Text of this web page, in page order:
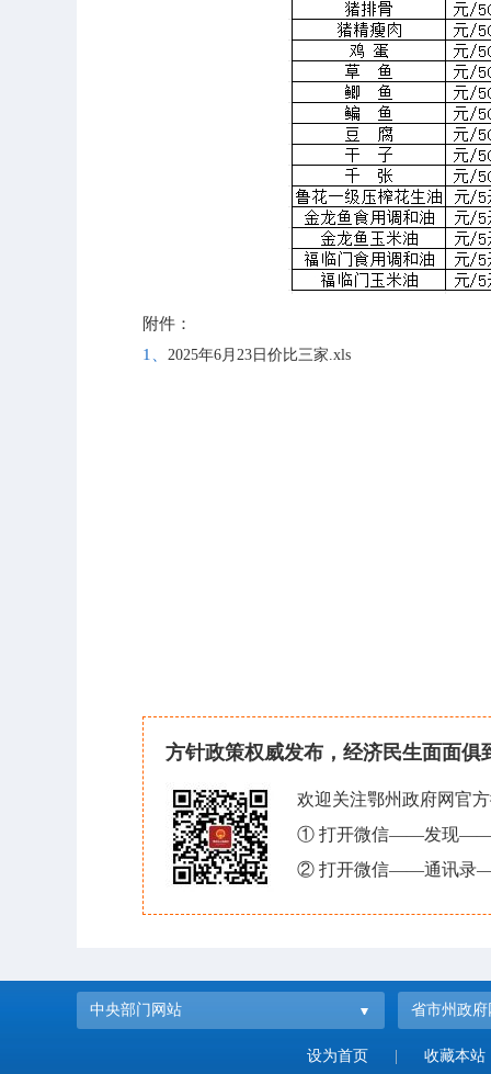
附件：
1、 2025年6月23日价比三家.xls
方针政策权威发布，经济民生面面俱
欢迎关注鄂州政府网官
① 打开微信——发现——
② 打开微信——通讯录
中央部门网站 省市州政府
设为首页 收藏本站